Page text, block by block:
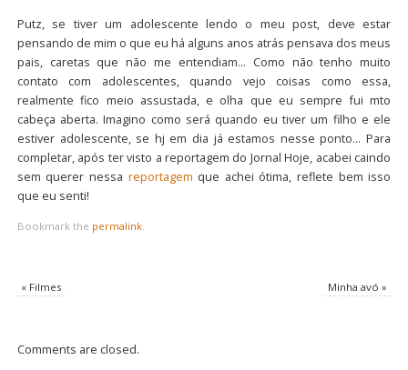
Putz, se tiver um adolescente lendo o meu post, deve estar
pensando de mim o que eu há alguns anos atrás pensava dos meus
pais, caretas que não me entendiam… Como não tenho muito
contato com adolescentes, quando vejo coisas como essa,
realmente fico meio assustada, e olha que eu sempre fui mto
cabeça aberta. Imagino como será quando eu tiver um filho e ele
estiver adolescente, se hj em dia já estamos nesse ponto… Para
completar, após ter visto a reportagem do Jornal Hoje, acabei caindo
sem querer nessa reportagem que achei ótima, reflete bem isso
que eu senti!
Bookmark the permalink.
«Filmes Minha avó»
Comments are closed.